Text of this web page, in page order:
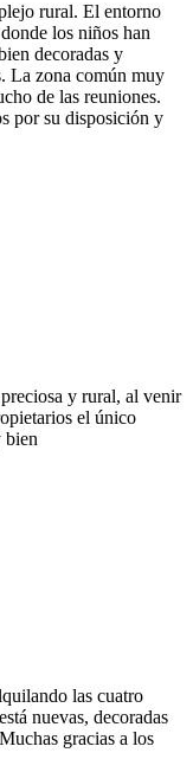
rural. El entorno
los niños han
decoradas y
La zona común muy
de las reuniones.
por su disposición y
y rural, al venir
el único
bien
las cuatro
nuevas, decoradas
gracias a los